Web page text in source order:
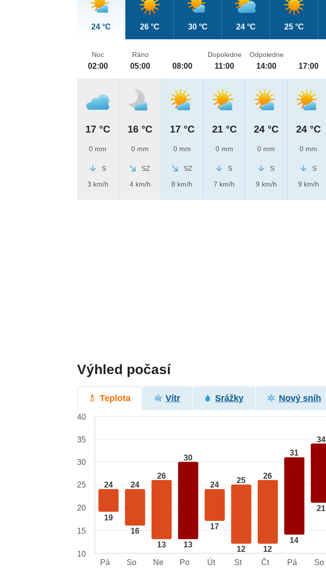
24 °C 26 °C 30 °C 24 °C 25 °C
Noc
02:00
17 °C
0 mm
S
3 km/h
Ráno
05:00
16 °C
0 mm
SZ
4 km/h
08:00
17 °C
0 mm
SZ
8 km/h
Dopoledne
11:00
21 °C
0 mm
S
7 km/h
Odpoledne
14:00
24 °C
0 mm
S
9 km/h
17:00
24 °C
0 mm
S
9 km/h
Výhled počasí
Teplota Vítr Srážky Nový sníh
24
19
24
16
26
13
30
13
24
17
25
12
26
12
31
14
34
21
40
35
30
25
20
15
10
Pá
So Ne Po Út St Čt Pá So